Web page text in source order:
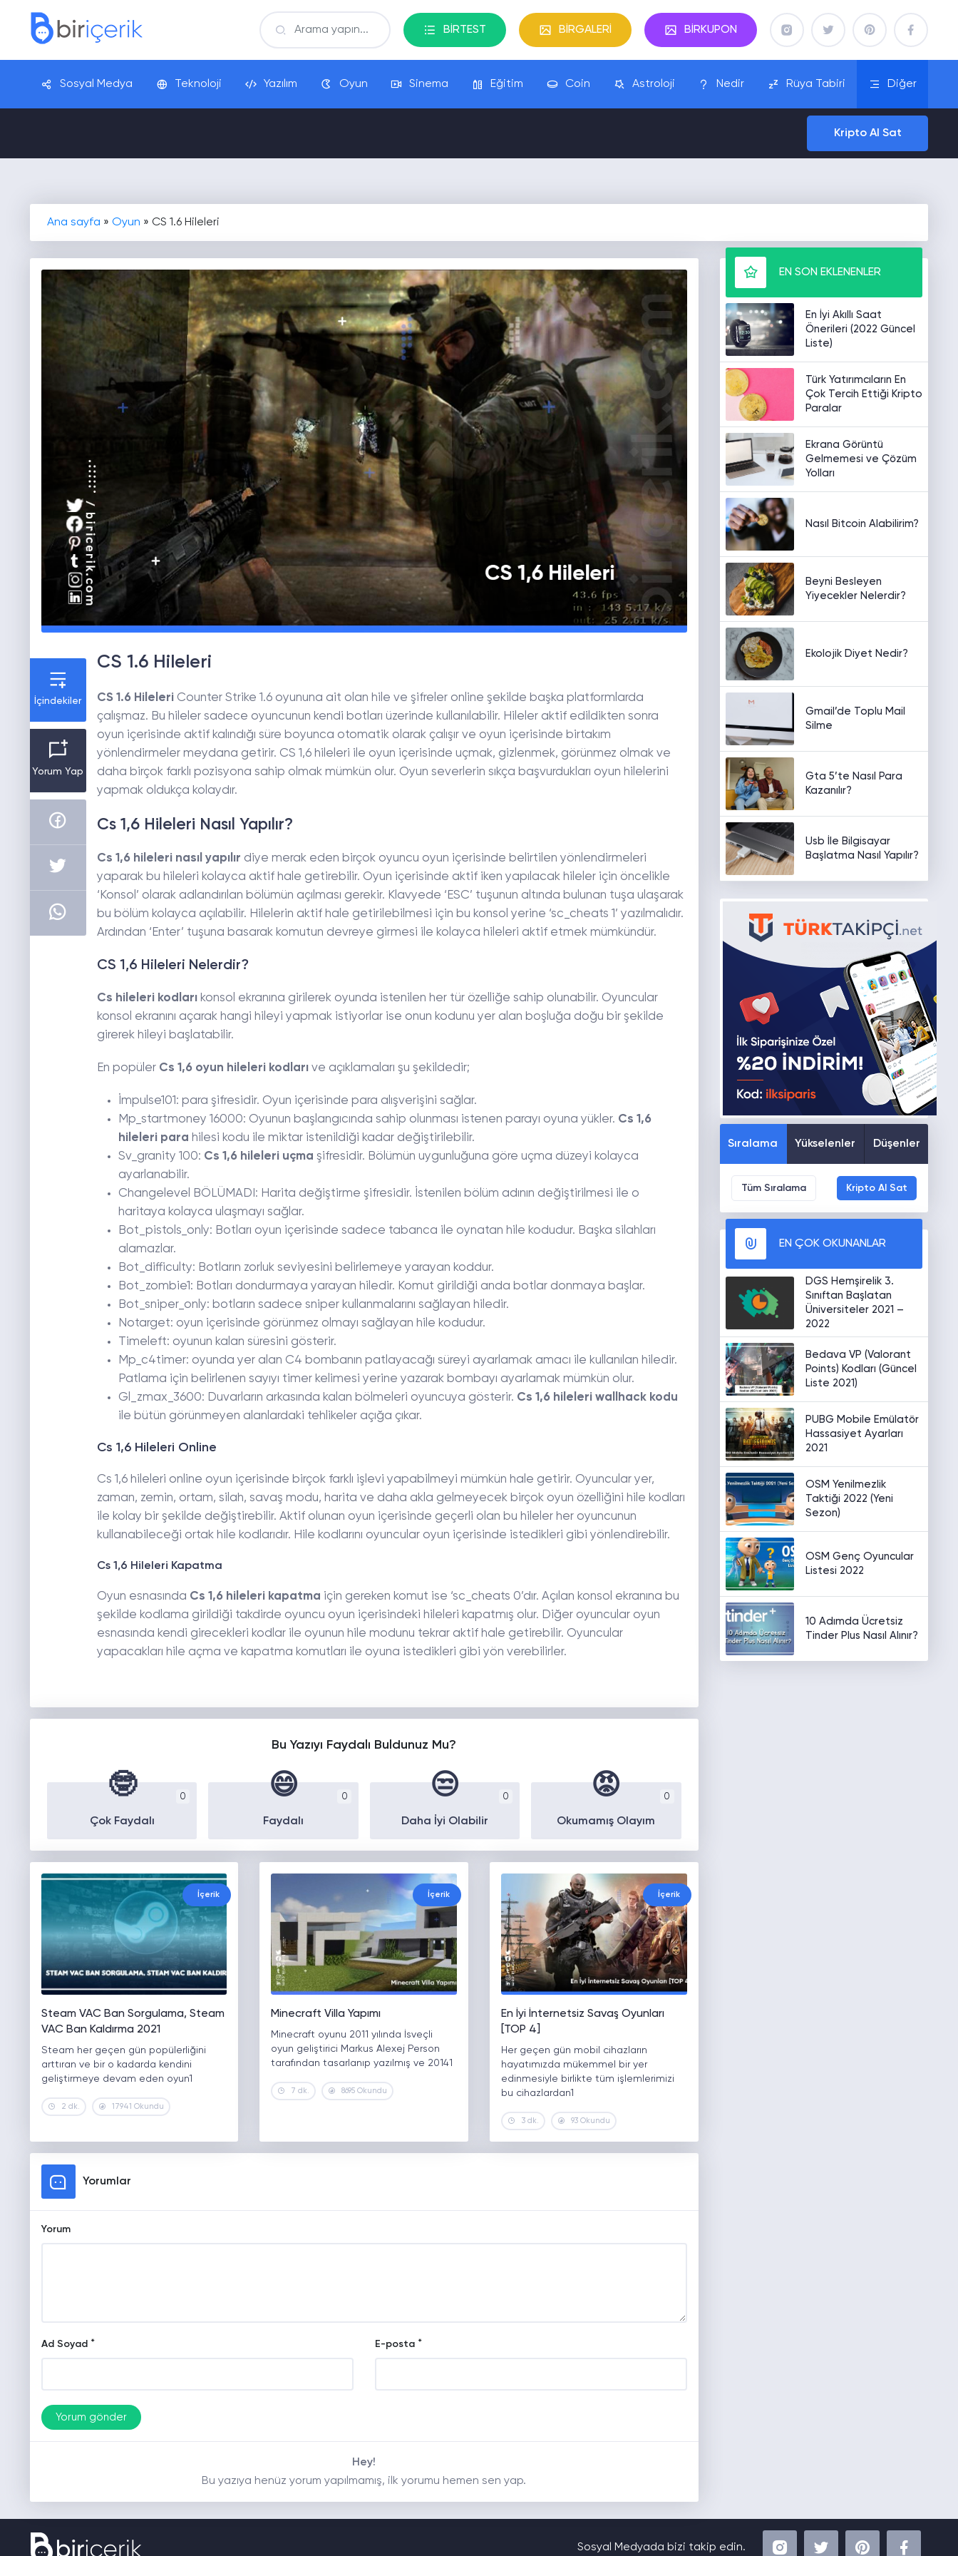
BİRTEST BİRGALERİ BİRKUPON
Sosyal Medya Teknoloji Yazılım Oyun Sinema Eğitim Coin Astroloji Nedir Rüya Tabiri Diğer
Kripto Al Sat
Ana sayfa » Oyun » CS 1.6 Hileleri
İçindekiler
Yorum Yap
CS 1.6 Hileleri
CS 1.6 Hileleri Counter Strike 1.6 oyununa ait olan hile ve şifreler online şekilde başka platformlarda
çalışmaz. Bu hileler sadece oyuncunun kendi botları üzerinde kullanılabilir. Hileler aktif edildikten sonra
oyun içerisinde aktif kalındığı süre boyunca otomatik olarak çalışır ve oyun içerisinde birtakım
yönlendirmeler meydana getirir. CS 1,6 hileleri ile oyun içerisinde uçmak, gizlenmek, görünmez olmak ve
daha birçok farklı pozisyona sahip olmak mümkün olur. Oyun severlerin sıkça başvurdukları oyun hilelerini
yapmak oldukça kolaydır.
Cs 1,6 Hileleri Nasıl Yapılır?
Cs 1,6 hileleri nasıl yapılır diye merak eden birçok oyuncu oyun içerisinde belirtilen yönlendirmeleri
yaparak bu hileleri kolayca aktif hale getirebilir. Oyun içerisinde aktif iken yapılacak hileler için öncelikle
‘Konsol’ olarak adlandırılan bölümün açılması gerekir. Klavyede ‘ESC’ tuşunun altında bulunan tuşa ulaşarak
bu bölüm kolayca açılabilir. Hilelerin aktif hale getirilebilmesi için bu konsol yerine ‘sc_cheats 1’ yazılmalıdır.
Ardından ‘Enter’ tuşuna basarak komutun devreye girmesi ile kolayca hileleri aktif etmek mümkündür.
CS 1,6 Hileleri Nelerdir?
Cs hileleri kodları konsol ekranına girilerek oyunda istenilen her tür özelliğe sahip olunabilir. Oyuncular
konsol ekranını açarak hangi hileyi yapmak istiyorlar ise onun kodunu yer alan boşluğa doğu bir şekilde
girerek hileyi başlatabilir.
En popüler Cs 1,6 oyun hileleri kodları ve açıklamaları şu şekildedir;
İmpulse101: para şifresidir. Oyun içerisinde para alışverişini sağlar.
Mp_startmoney 16000: Oyunun başlangıcında sahip olunması istenen parayı oyuna yükler. Cs 1,6
hileleri para hilesi kodu ile miktar istenildiği kadar değiştirilebilir.
Sv_granity 100: Cs 1,6 hileleri uçma şifresidir. Bölümün uygunluğuna göre uçma düzeyi kolayca
ayarlanabilir.
Changelevel BÖLÜMADI: Harita değiştirme şifresidir. İstenilen bölüm adının değiştirilmesi ile o
haritaya kolayca ulaşmayı sağlar.
Bot_pistols_only: Botları oyun içerisinde sadece tabanca ile oynatan hile kodudur. Başka silahları
alamazlar.
Bot_difficulty: Botların zorluk seviyesini belirlemeye yarayan koddur.
Bot_zombie1: Botları dondurmaya yarayan hiledir. Komut girildiği anda botlar donmaya başlar.
Bot_sniper_only: botların sadece sniper kullanmalarını sağlayan hiledir.
Notarget: oyun içerisinde görünmez olmayı sağlayan hile kodudur.
Timeleft: oyunun kalan süresini gösterir.
Mp_c4timer: oyunda yer alan C4 bombanın patlayacağı süreyi ayarlamak amacı ile kullanılan hiledir.
Patlama için belirlenen sayıyı timer kelimesi yerine yazarak bombayı ayarlamak mümkün olur.
Gl_zmax_3600: Duvarların arkasında kalan bölmeleri oyuncuya gösterir. Cs 1,6 hileleri wallhack kodu
ile bütün görünmeyen alanlardaki tehlikeler açığa çıkar.
Cs 1,6 Hileleri Online
Cs 1,6 hileleri online oyun içerisinde birçok farklı işlevi yapabilmeyi mümkün hale getirir. Oyuncular yer,
zaman, zemin, ortam, silah, savaş modu, harita ve daha akla gelmeyecek birçok oyun özelliğini hile kodları
ile kolay bir şekilde değiştirebilir. Aktif olunan oyun içerisinde geçerli olan bu hileler her oyuncunun
kullanabileceği ortak hile kodlarıdır. Hile kodlarını oyuncular oyun içerisinde istedikleri gibi yönlendirebilir.
Cs 1,6 Hileleri Kapatma
Oyun esnasında Cs 1,6 hileleri kapatma için gereken komut ise ‘sc_cheats 0’dır. Açılan konsol ekranına bu
şekilde kodlama girildiği takdirde oyuncu oyun içerisindeki hileleri kapatmış olur. Diğer oyuncular oyun
esnasında kendi girecekleri kodlar ile oyunun hile modunu tekrar aktif hale getirebilir. Oyuncular
yapacakları hile açma ve kapatma komutları ile oyuna istedikleri gibi yön verebilirler.
Bu Yazıyı Faydalı Buldunuz Mu?
0
🤓
Çok Faydalı
0
😄
Faydalı
0
😒
Daha İyi Olabilir
0
😡
Okumamış Olayım
İçerik
Steam VAC Ban Sorgulama, Steam
VAC Ban Kaldırma 2021
Steam her geçen gün popülerliğini
arttıran ve bir o kadarda kendini
geliştirmeye devam eden oyun1
2 dk. 17941 Okundu
İçerik
Minecraft Villa Yapımı
Minecraft oyunu 2011 yılında İsveçli
oyun geliştirici Markus Alexej Person
tarafından tasarlanıp yazılmış ve 20141
7 dk. 8695 Okundu
İçerik
En İyi İnternetsiz Savaş Oyunları
[TOP 4]
Her geçen gün mobil cihazların
hayatımızda mükemmel bir yer
edinmesiyle birlikte tüm işlemlerimizi
bu cihazlardan1
3 dk. 93 Okundu
Yorumlar
Yorum
Ad Soyad * E-posta *
Hey!
Bu yazıya henüz yorum yapılmamış, ilk yorumu hemen sen yap.
EN SON EKLENENLER
En İyi Akıllı Saat
Önerileri (2022 Güncel
Liste)
Türk Yatırımcıların En
Çok Tercih Ettiği Kripto
Paralar
Ekrana Görüntü
Gelmemesi ve Çözüm
Yolları
Nasıl Bitcoin Alabilirim?
Beyni Besleyen
Yiyecekler Nelerdir?
Ekolojik Diyet Nedir?
Gmail’de Toplu Mail
Silme
Gta 5’te Nasıl Para
Kazanılır?
Usb İle Bilgisayar
Başlatma Nasıl Yapılır?
Sıralama Yükselenler Düşenler
Tüm Sıralama Kripto Al Sat
EN ÇOK OKUNANLAR
DGS Hemşirelik 3.
Sınıftan Başlatan
Üniversiteler 2021 –
2022
Bedava VP (Valorant
Points) Kodları (Güncel
Liste 2021)
PUBG Mobile Emülatör
Hassasiyet Ayarları
2021
OSM Yenilmezlik
Taktiği 2022 (Yeni
Sezon)
OSM Genç Oyuncular
Listesi 2022
10 Adımda Ücretsiz
Tinder Plus Nasıl Alınır?
Sosyal Medyada bizi takip edin.